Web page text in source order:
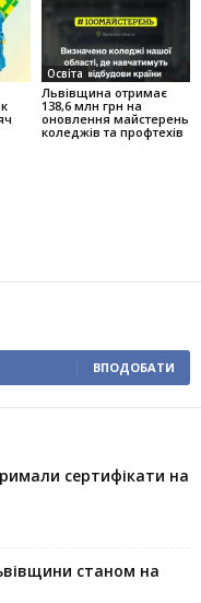
Освіта
Львівщина отримає
138,6 млн грн на
оновлення майстерень
коледжів та профтехів
ВПОДОБАТИ
сертифікати на
станом на